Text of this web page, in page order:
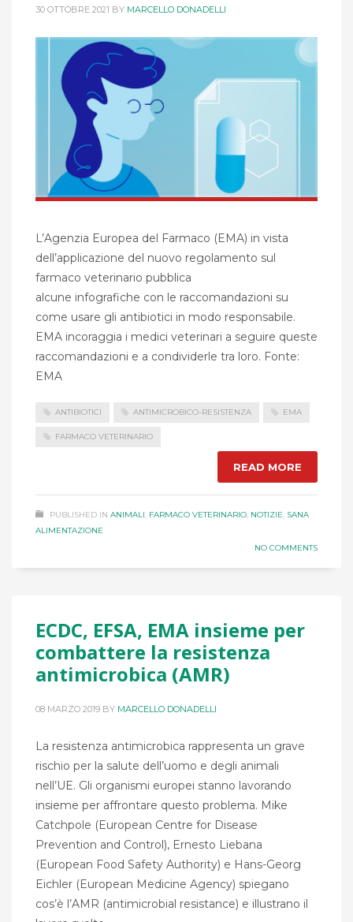
30 OTTOBRE 2021 BY MARCELLO DONADELLI
L’Agenzia Europea del Farmaco (EMA) in vista
dell’applicazione del nuovo regolamento sul
farmaco veterinario pubblica
alcune infografiche con le raccomandazioni su
come usare gli antibiotici in modo responsabile.
EMA incoraggia i medici veterinari a seguire queste
raccomandazioni e a condividerle tra loro. Fonte:
EMA
ANTIBIOTICI ANTIMICROBICO-RESISTENZA EMA
FARMACO VETERINARIO
READ MORE
PUBLISHED IN ANIMALI, FARMACO VETERINARIO, NOTIZIE, SANA
ALIMENTAZIONE
NO COMMENTS
ECDC, EFSA, EMA insieme per
combattere la resistenza
antimicrobica (AMR)
08 MARZO 2019 BY MARCELLO DONADELLI
La resistenza antimicrobica rappresenta un grave
rischio per la salute dell’uomo e degli animali
nell’UE. Gli organismi europei stanno lavorando
insieme per affrontare questo problema. Mike
Catchpole (European Centre for Disease
Prevention and Control), Ernesto Liebana
(European Food Safety Authority) e Hans-Georg
Eichler (European Medicine Agency) spiegano
cos’è l’AMR (antimicrobial resistance) e illustrano il